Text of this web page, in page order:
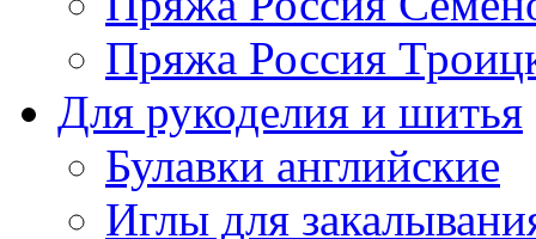
Пряжа Россия
Для рукоделия и шитья
Булавки английские
Иглы для